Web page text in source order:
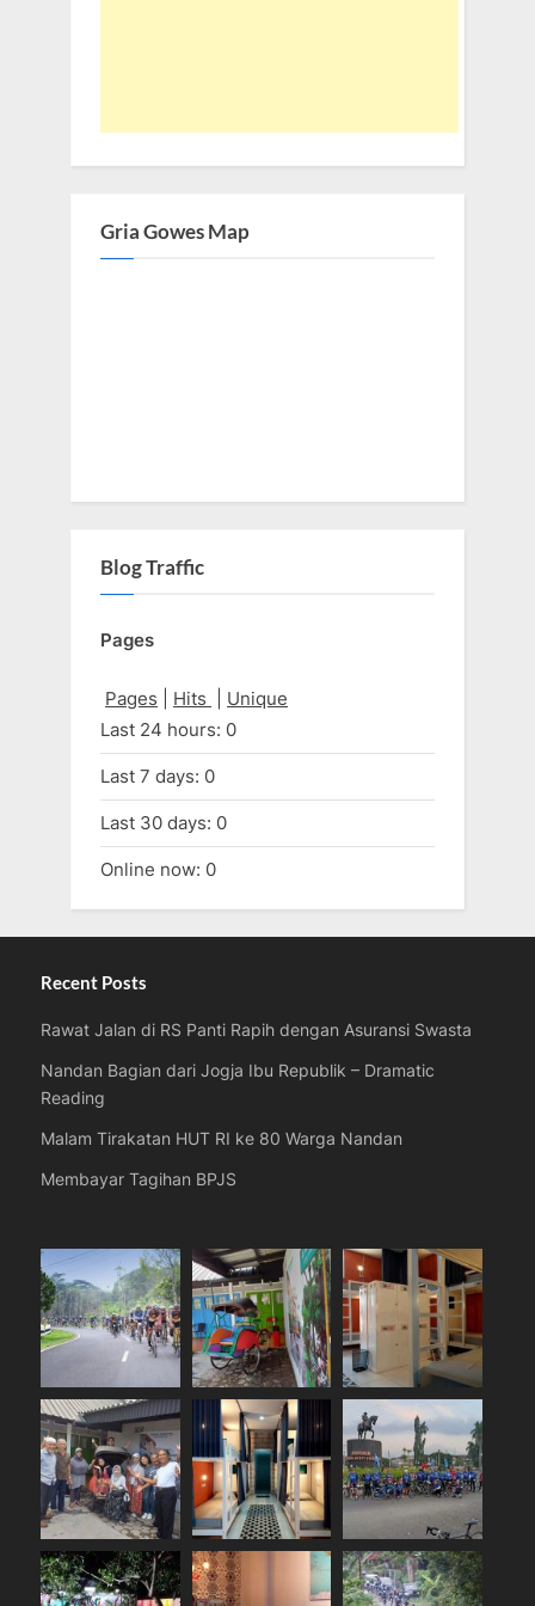
Gria Gowes Map
Blog Traffic
Pages
Pages Hits
Unique
Last 24 hours: 0
Last 7 days: 0
Last 30 days: 0
Online now: 0
Recent Posts
Rawat Jalan di RS Panti Rapih dengan Asuransi Swasta
Nandan Bagian dari Jogja Ibu Republik – Dramatic
Reading
Malam Tirakatan HUT RI ke 80 Warga Nandan
Membayar Tagihan BPJS